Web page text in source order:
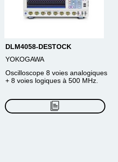
DLM4058-DESTOCK
YOKOGAWA
Oscilloscope 8 voies analogiques
+ 8 voies logiques à 500 MHz.